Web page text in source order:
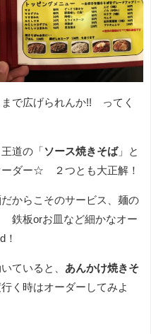
で広げられんか!! ってく
道の「 ソース焼きそば」と
ーダー☆ ２つとも大正解！
からこそのサービス、麺の
鉄板orお皿など細かなオー
！
ていると、 あんかけ焼きそ
く時はオーダーしてみよ